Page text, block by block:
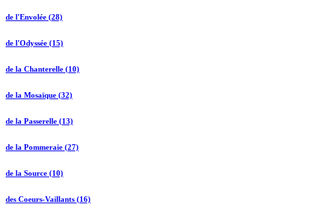
de l'Envolée (28)
de l'Odyssée (15)
de la Chanterelle (10)
de la Mosaïque (32)
de la Passerelle (13)
de la Pommeraie (27)
de la Source (10)
des Coeurs-Vaillants (16)